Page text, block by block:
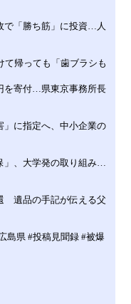
で「勝ち筋」に投資…人
て帰っても「歯ブラシも
を寄付…県東京事務所長
」に指定へ、中小企業の
、大学発の取り組み…
遺品の手記が伝える父
島県 #投稿見聞録 #被爆